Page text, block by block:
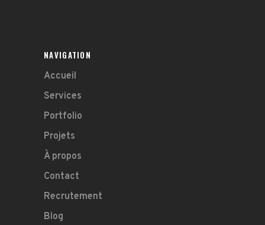
NAVIGATION
Accueil
Services
Portfolio
Projets
À propos
Contact
Recrutement
Blog